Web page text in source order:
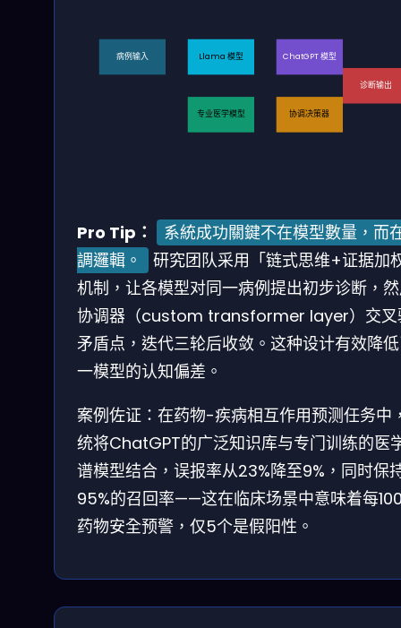
病例输入 Llama 模型 ChatGPT 模型
专业医学模型 协调决策器
诊断输出
Pro Tip：
系統成功關鍵不在模型數量，而
調邏輯。
研究团队采用「链式思维+证据加
机制，让各模型对同一病例提出初步诊断，
协调器（custom transformer layer）交叉
矛盾点，迭代三轮后收敛。这种设计有效降
一模型的认知偏差。
案例佐证：在药物-疾病相互作用预测任务中
统将ChatGPT的广泛知识库与专门训练的医
谱模型结合，误报率从23%降至9%，同时保
95%的召回率——这在临床场景中意味着每
药物安全预警，仅5个是假阳性。